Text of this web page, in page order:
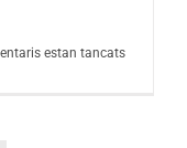
estan tancatsal